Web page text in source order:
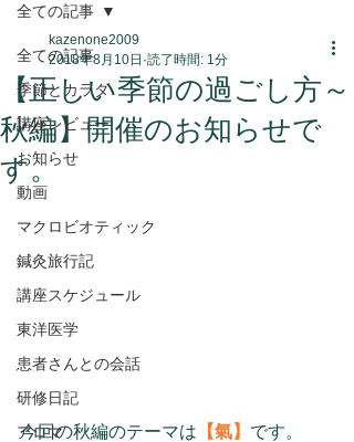
全ての記事
季節とカラダ
講座レビュー
お知らせ
動画
マクロビオティック
鍼灸旅行記
講座スケジュール
東洋医学
患者さんとの会話
研修日記
アロマ
全ての記事
【正しい季節の過ごし方～
秋編】開催のお知らせで
す。
kazenone2009
2018年8月10日 読了時間: 1分
今回の秋編のテーマは 【氣】 です。